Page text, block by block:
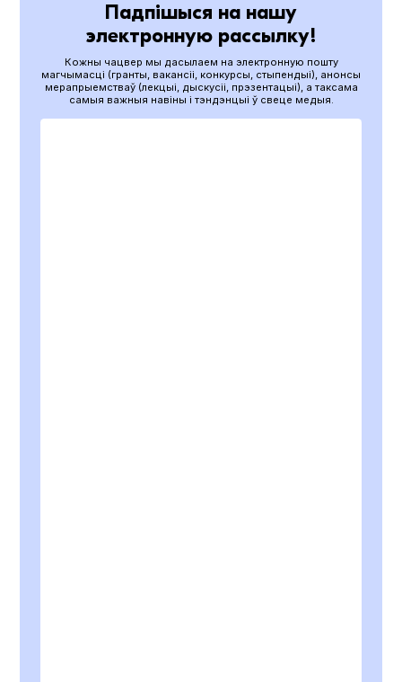
Падпішыся на нашу
электронную рассылку!
Кожны чацвер мы дасылаем на электронную пошту
магчымасці (гранты, вакансіі, конкурсы, стыпендыі), анонсы
мерапрыемстваў (лекцыі, дыскусіі, прэзентацыі), а таксама
самыя важныя навіны і тэндэнцыі ў свеце медыя.